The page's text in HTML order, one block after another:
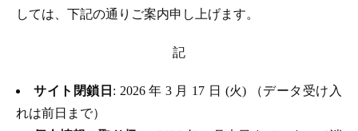
しては、下記の通りご案内申し上げます。
記
サイト閉鎖日 : 2026 年 3 月 17 日 (火) （データ受け入
れは前日まで）